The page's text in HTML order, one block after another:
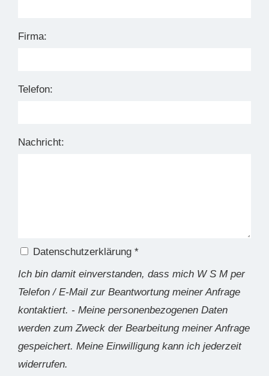
Firma:
Telefon:
Nachricht:
Datenschutzerklärung *
Ich bin damit einverstanden, dass mich W S M per
Telefon / E-Mail zur Beantwortung meiner Anfrage
kontaktiert. - Meine personenbezogenen Daten
werden zum Zweck der Bearbeitung meiner Anfrage
gespeichert. Meine Einwilligung kann ich jederzeit
widerrufen.